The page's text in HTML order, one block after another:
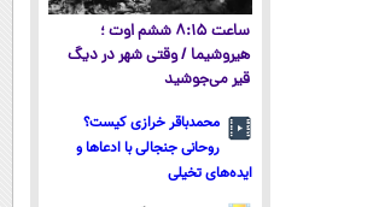
ساعت ۸:۱۵ ششم اوت ؛
هیروشیما / وقتی شهر در دیگ
قیر می‌جوشید
محمدباقر خرازی کیست؟
روحانی جنجالی با ادعاها و
ایده‌های تخیلی